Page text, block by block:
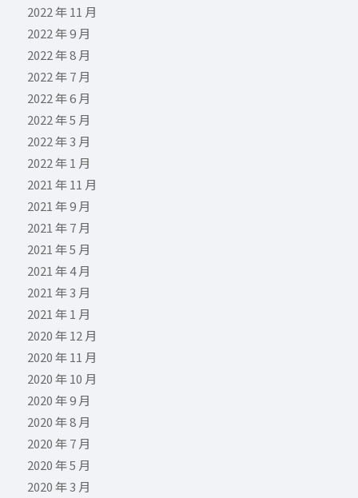
2022 年 11 月
2022 年 9 月
2022 年 8 月
2022 年 7 月
2022 年 6 月
2022 年 5 月
2022 年 3 月
2022 年 1 月
2021 年 11 月
2021 年 9 月
2021 年 7 月
2021 年 5 月
2021 年 4 月
2021 年 3 月
2021 年 1 月
2020 年 12 月
2020 年 11 月
2020 年 10 月
2020 年 9 月
2020 年 8 月
2020 年 7 月
2020 年 5 月
2020 年 3 月